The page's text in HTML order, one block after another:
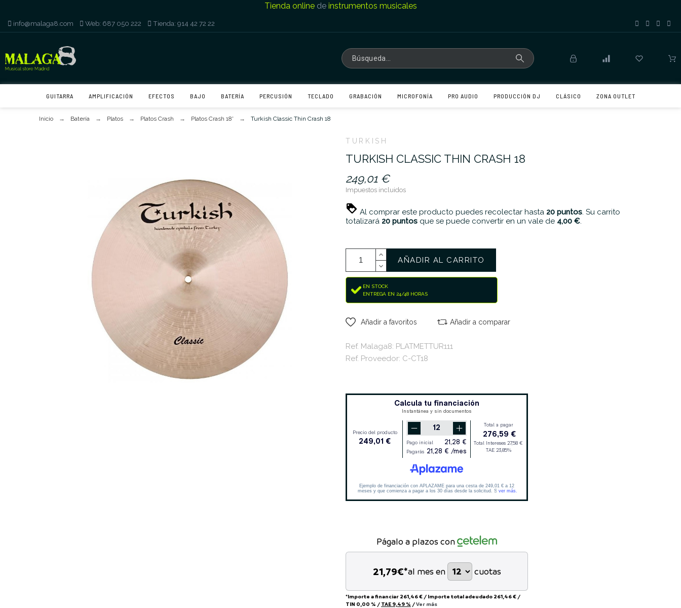
Tienda onlinede instrumentos musicales
info@malaga8.com Web: 687 050 222 Tienda: 914 42 72 22
GUITARRA AMPLIFICACIÓN EFECTOS BAJO BATERÍA PERCUSIÓN TECLADO GRABACIÓN MICROFONÍA PRO AUDIO PRODUCCIÓN DJ CLÁSICO ZONA OUTLET
Inicio Batería Platos Platos Crash Platos Crash 18' Turkish Classic Thin Crash 18
TURKISH
TURKISH CLASSIC THIN CRASH 18
249,01 €
Impuestos incluidos
Al comprar este producto puedes recolectar hasta 20 puntos. Su carrito
totalizará 20 puntos que se puede convertir en un vale de 4,00 €.
AÑADIR AL CARRITO
EN STOCK
ENTREGA EN 24/48 HORAS
Añadir a favoritos Añadir a comparar
Ref. Malaga8: PLATMETTUR111
Ref. Proveedor: C-CT18
Págalo a plazos con
21,79€*al mes en cuotas
*Importe a financiar 261,46 € / Importe total adeudado 261,46 € /
TIN 0,00 % / TAE 9,49 % /Ver más